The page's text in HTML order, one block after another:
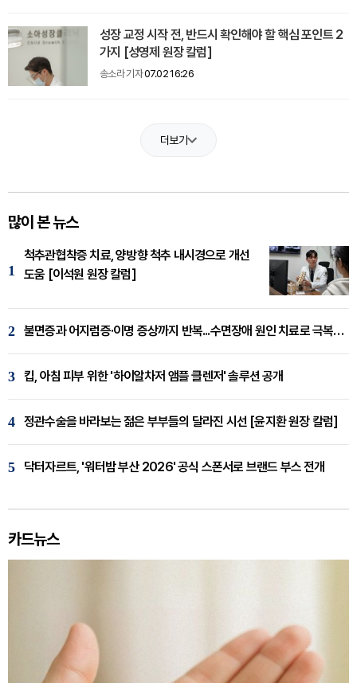
성장 교정 시작 전, 반드시 확인해야 할 핵심 포인트 2
가지 [성영제 원장 칼럼]
송소라 기자07.02 16:26
더보기
많이 본 뉴스
1
척추관협착증 치료, 양방향 척추 내시경으로 개선
도움 [이석원 원장 칼럼]
2 불면증과 어지럼증·이명 증상까지 반복...수면장애 원인 치료로 극복해야
3 킵, 아침 피부 위한 '하이알차저 앰플 클렌저' 솔루션 공개
4 정관수술을 바라보는 젊은 부부들의 달라진 시선 [윤지환 원장 칼럼]
5 닥터자르트, '워터밤 부산 2026' 공식 스폰서로 브랜드 부스 전개
카드뉴스